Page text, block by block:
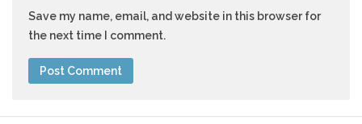
Save my name, email, and website in this browser for
the next time I comment.